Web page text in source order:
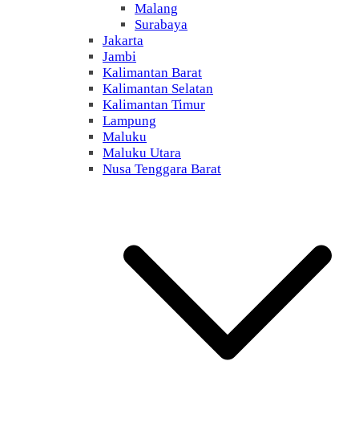
Malang
Surabaya
Jakarta
Jambi
Kalimantan Barat
Kalimantan Selatan
Kalimantan Timur
Lampung
Maluku
Maluku Utara
Nusa Tenggara Barat